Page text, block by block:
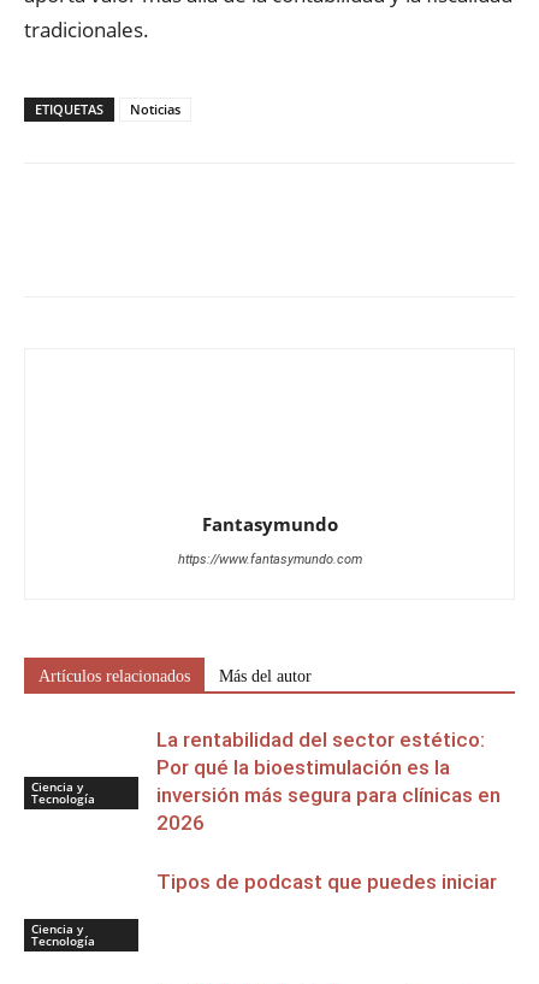
tradicionales.
ETIQUETAS Noticias
Fantasymundo
https://www.fantasymundo.com
Artículos relacionados Más del autor
Ciencia y
Tecnología
La rentabilidad del sector estético:
Por qué la bioestimulación es la
inversión más segura para clínicas en
2026
Ciencia y
Tecnología
Tipos de podcast que puedes iniciar